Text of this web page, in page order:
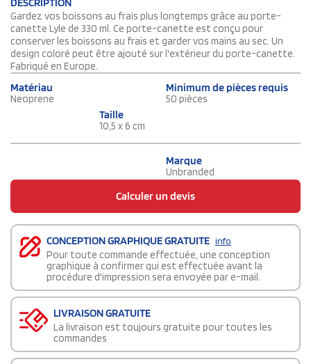
Gardez vos boissons au frais plus longtemps grâce au porte-
canette Lyle de 330 ml. Ce porte-canette est conçu pour
conserver les boissons au frais et garder vos mains au sec. Un
design coloré peut être ajouté sur l'extérieur du porte-canette.
Fabriqué en Europe.
Matériau
Neoprene
Minimum de pièces requis
50 pièces
Taille
10,5 x 6 cm
Marque
Unbranded
Calculer un devis
CONCEPTION GRAPHIQUE GRATUITE info
Pour toute commande effectuée, une conception
graphique à confirmer qui est effectuée avant la
procédure d'impression sera envoyée par e-mail.
LIVRAISON GRATUITE
La livraison est toujours gratuite pour toutes les
commandes